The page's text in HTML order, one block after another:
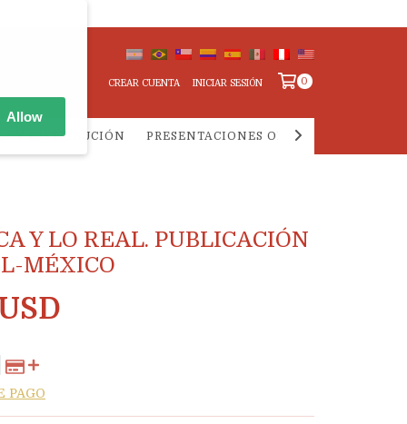
CREAR CUENTA INICIAR SESIÓN 0
Y DISTRIBUCIÓN PRESENTACIONES ONLINE
Y LO REAL. PUBLICACIÓN
MÉXICO
PAGO
Allow